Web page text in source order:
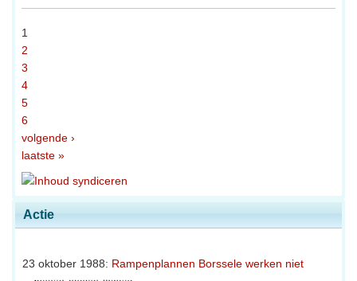
Actie
23 oktober 1988: Rampenplannen Borssele werken niet
1
2
3
4
5
6
volgende ›
laatste »